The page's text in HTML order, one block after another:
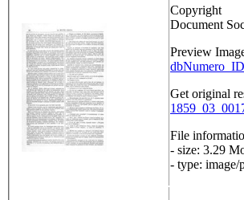
Copyright
Document
Preview
Get original
File
- size: 3.29
- type: image/